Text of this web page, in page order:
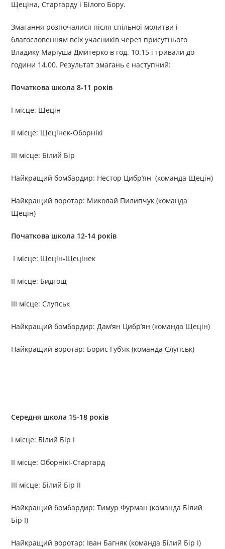
Щеціна, Старгарду і Білого Бору.
Змагання розпочалися після спільної молитви і
благословенням всіх учасників через присутнього
Владику Маріуша Дмитерко в год. 10.15 і тривали до
години 14.00. Результат змагань є наступний:
Початкова школа 8-11 років
I місце: Щецін
II місце: Щецінек-Оборнікі
III місце: Білий Бір
Найкращий бомбардир: Нестор Цибр’ян (команда Щецін)
Найкращий воротар: Миколай Пилипчук (команда
Щецін)
Початкова школа 12-14 років
I місце: Щецін-Щецінек
II місце: Бидгощ
III місце: Слупськ
Найкращий бомбардир: Дам’ян Цибр’ян (команда Щецін)
Найкращий воротар: Борис Губ’як (команда Слупськ)
Середня школа 15-18 років
I місце: Білий Бір І
II місце: Оборнікі-Старгард
III місце: Білий Бір ІІ
Найкращий бомбардир: Тимур Фурман (команда Білий
Бір І)
Найкращий воротар: Іван Багняк (команда Білий Бір І)